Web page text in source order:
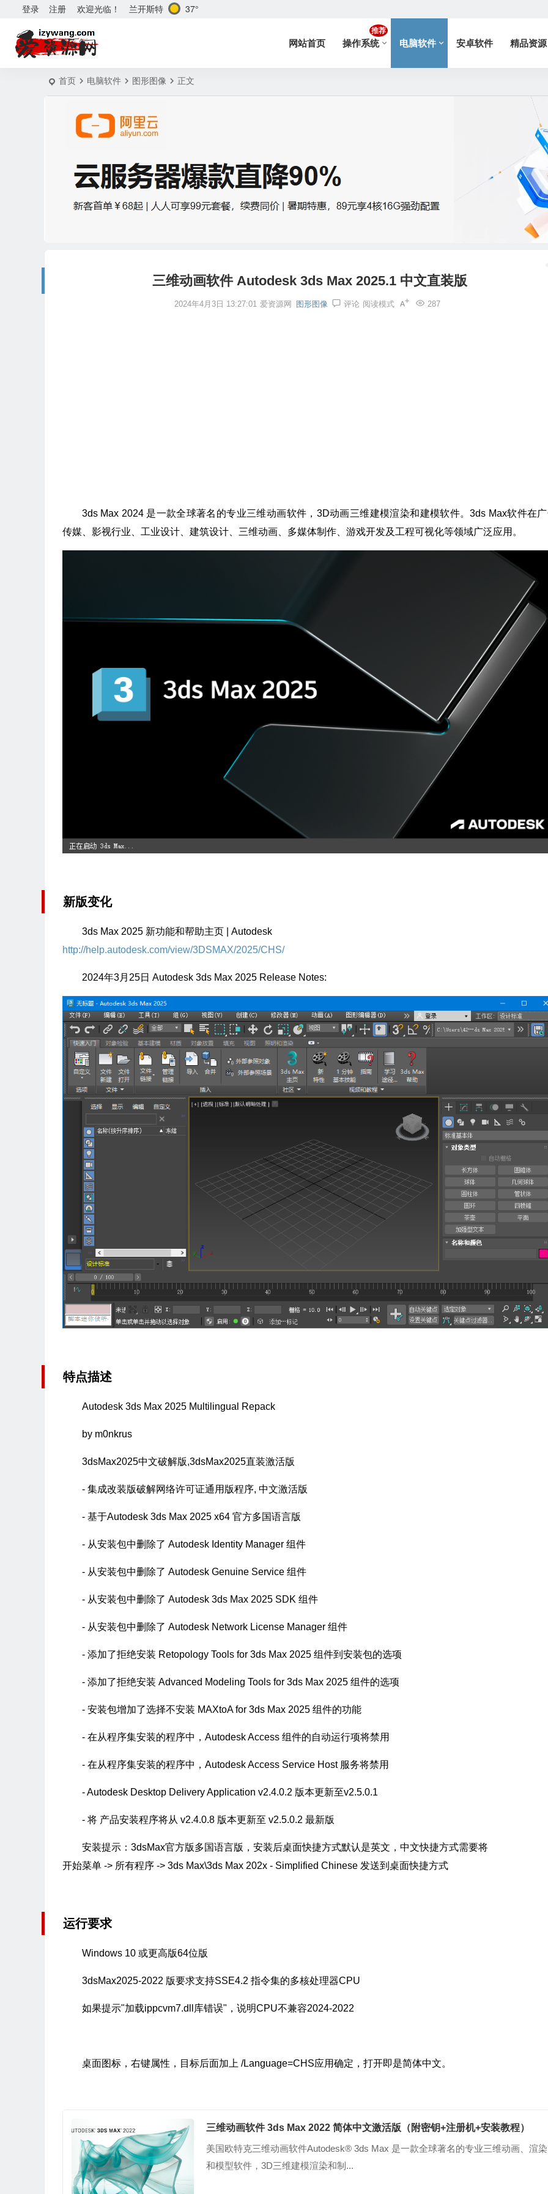
欢迎光临！
登录 注册 兰开斯特 37°
网站首页 操作系统
推荐
电脑软件 安卓软件 精品资源
首页 电脑软件 图形图像 正文
三维动画软件 Autodesk 3ds Max 2025.1 中文直装版
2024年4月3日 13:27:01 爱资源网 图形图像 评论 287
阅读模式
3ds Max 2024 是一款全球著名的专业三维动画软件，3D动画三维建模渲染和建模软件。3ds Max软件在
传媒、影视行业、工业设计、建筑设计、三维动画、多媒体制作、游戏开发及工程可视化等领域广泛应用。
新版变化
3ds Max 2025 新功能和帮助主页 | Autodesk
http://help.autodesk.com/view/3DSMAX/2025/CHS/
2024年3月25日 Autodesk 3ds Max 2025 Release Notes:
特点描述
Autodesk 3ds Max 2025 Multilingual Repack
by m0nkrus
3dsMax2025中文破解版,3dsMax2025直装激活版
- 集成改装版破解网络许可证通用版程序, 中文激活版
- 基于Autodesk 3ds Max 2025 x64 官方多国语言版
- 从安装包中删除了 Autodesk Identity Manager 组件
- 从安装包中删除了 Autodesk Genuine Service 组件
- 从安装包中删除了 Autodesk 3ds Max 2025 SDK 组件
- 从安装包中删除了 Autodesk Network License Manager 组件
- 添加了拒绝安装 Retopology Tools for 3ds Max 2025 组件到安装包的选项
- 添加了拒绝安装 Advanced Modeling Tools for 3ds Max 2025 组件的选项
- 安装包增加了选择不安装 MAXtoA for 3ds Max 2025 组件的功能
- 在从程序集安装的程序中，Autodesk Access 组件的自动运行项将禁用
- 在从程序集安装的程序中，Autodesk Access Service Host 服务将禁用
- Autodesk Desktop Delivery Application v2.4.0.2 版本更新至v2.5.0.1
- 将 产品安装程序将从 v2.4.0.8 版本更新至 v2.5.0.2 最新版
安装提示：3dsMax官方版多国语言版，安装后桌面快捷方式默认是英文，中文快捷方式需要将
开始菜单 -> 所有程序 -> 3ds Max\3ds Max 202x - Simplified Chinese 发送到桌面快捷方式
运行要求
Windows 10 或更高版64位版
3dsMax2025-2022 版要求支持SSE4.2 指令集的多核处理器CPU
如果提示"加载ippcvm7.dll库错误"，说明CPU不兼容2024-2022
桌面图标，右键属性，目标后面加上 /Language=CHS应用确定，打开即是简体中文。
三维动画软件 3ds Max 2022 简体中文激活版（附密钥+注册机+安装教程）
美国欧特克三维动画软件Autodesk® 3ds Max 是一款全球著名的专业三维动画、渲染
和模型软件，3D三维建模渲染和制...